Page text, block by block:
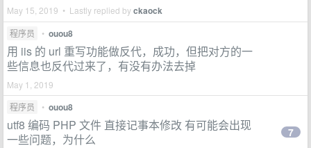
May 15, 2019 • Lastly replied byckaock
程序员 • ouou8
用 iis 的 url 重写功能做反代，成功，但把对方的一
些信息也反代过来了，有没有办法去掉
May 1, 2019
程序员
• ouou8
utf8 编码 PHP 文件 直接记事本修改 有可能会出现
一些问题，为什么
7